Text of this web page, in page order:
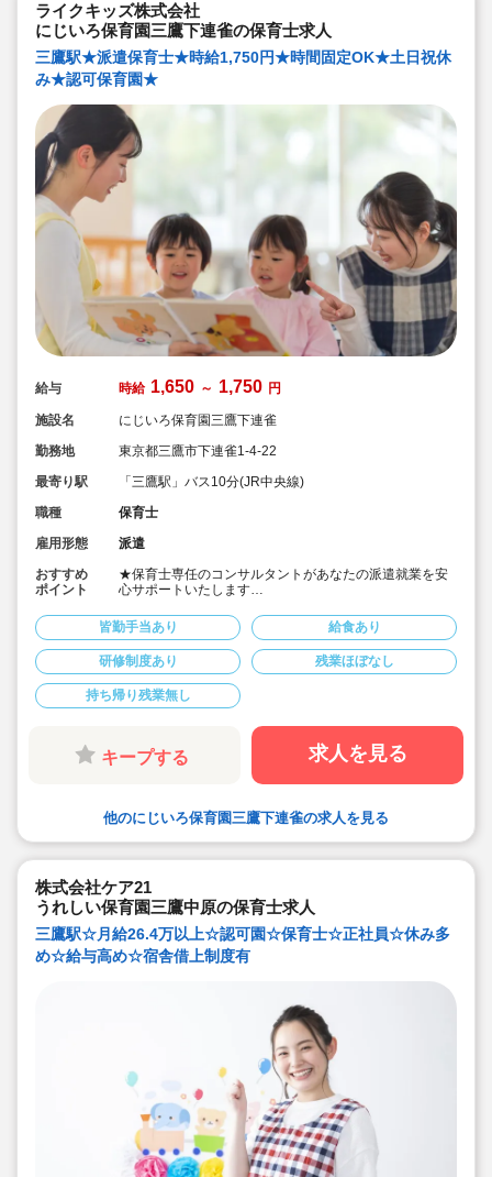
ライクキッズ株式会社
にじいろ保育園三鷹下連雀の保育士求人
三鷹駅★派遣保育士★時給1,750円★時間固定OK★土日祝休
み★認可保育園★
給与 時給 1,650 ～ 1,750 円
施設名
にじいろ保育園三鷹下連雀
勤務地
東京都三鷹市下連雀1-4-22
最寄り駅
「三鷹駅」バス10分(JR中央線)
職種
保育士
雇用形態
派遣
おすすめ
ポイント
★保育士専任のコンサルタントがあなたの派遣就業を安
心サポートいたします
公園」徒歩18分の認可保育園です
★時給1,650～1,750円、別途交通費支給！
★時間固定＆土日祝休み！
★ワークライフバランス重視してご勤務いただけます
★就業時期・勤務条件相談可能！
皆勤手当あり 給食あり
研修制度あり 残業ほぼなし
持ち帰り残業無し
キープする 求人を見る
他のにじいろ保育園三鷹下連雀の求人を見る
株式会社ケア21
うれしい保育園三鷹中原の保育士求人
三鷹駅☆月給26.4万以上☆認可園☆保育士☆正社員☆休み多
め☆給与高め☆宿舎借上制度有